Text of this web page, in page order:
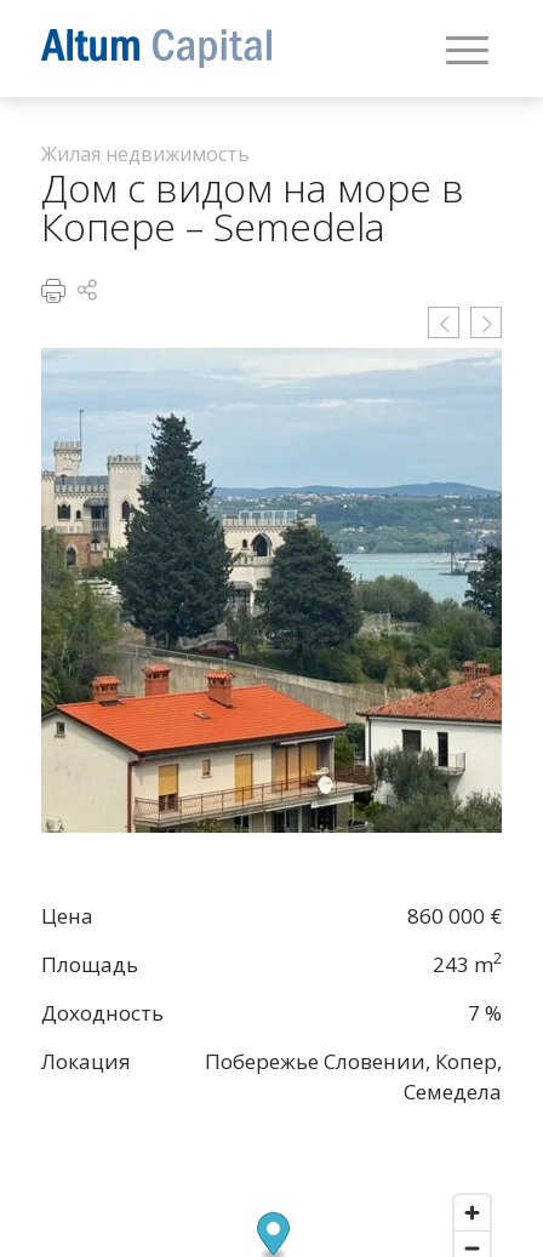
Жилая недвижимость
Дом с видом на море в
Копере – Semedela
Цена
860 000 €
Площадь
243 m2
Доходность
7 %
Локация
Побережье Словении, Копер,
Семедела